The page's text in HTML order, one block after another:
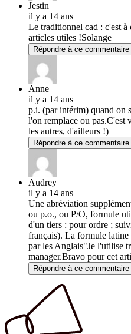
Jestin
il y a 14 ans
Le traditionnel cad : c'est
articles utiles !Solange
Répondre à ce commentaire
Anne
il y a 14 ans
p.i. (par intérim) quand on
l'on remplace ou pas.C'est
les autres, d'ailleurs !)
Répondre à ce commentaire
Audrey
il y a 14 ans
Une abréviation
ou p.o., ou P/O, formule
d'un tiers : pour ordre ;
français). La formule
par les Anglais"Je l'utilise
manager.Bravo pour cet
Répondre à ce commentaire